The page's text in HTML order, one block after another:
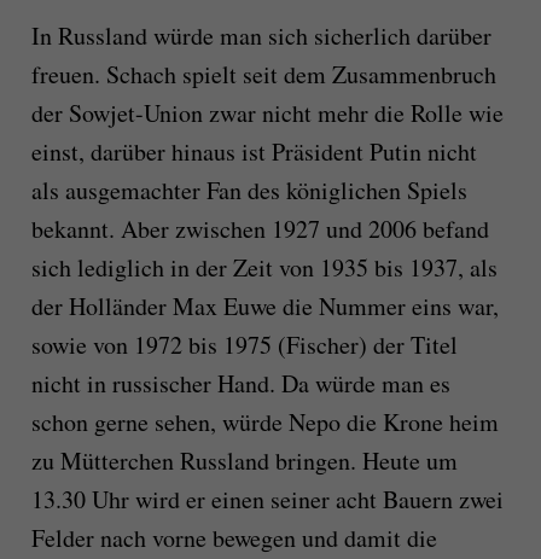
In Russland würde man sich sicherlich darüber
freuen. Schach spielt seit dem Zusammenbruch
der Sowjet-Union zwar nicht mehr die Rolle wie
einst, darüber hinaus ist Präsident Putin nicht
als ausgemachter Fan des königlichen Spiels
bekannt. Aber zwischen 1927 und 2006 befand
sich lediglich in der Zeit von 1935 bis 1937, als
der Holländer Max Euwe die Nummer eins war,
sowie von 1972 bis 1975 (Fischer) der Titel
nicht in russischer Hand. Da würde man es
schon gerne sehen, würde Nepo die Krone heim
zu Mütterchen Russland bringen. Heute um
13.30 Uhr wird er einen seiner acht Bauern zwei
Felder nach vorne bewegen und damit die